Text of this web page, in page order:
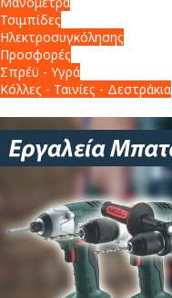
Τσιμπίδες
Ηλεκτροσυγκόλησης
Προσφορές
Σπρέϋ - Υγρά
Κόλλες - Ταινίες - Δεστράκια